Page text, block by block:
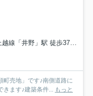
越線「井野」駅 徒歩37分
町売地」です♪南側道路に
きます♪建築条件... もっと